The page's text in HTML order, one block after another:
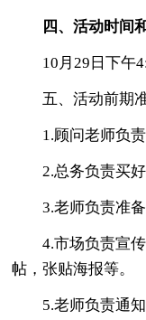
四、活动时间
10月29日下午
五、活动前期
1.顾问老师负责
2.总务负责买好
3.老师负责准备
4.市场负责宣传
帖，张贴海报等。
5.老师负责通知